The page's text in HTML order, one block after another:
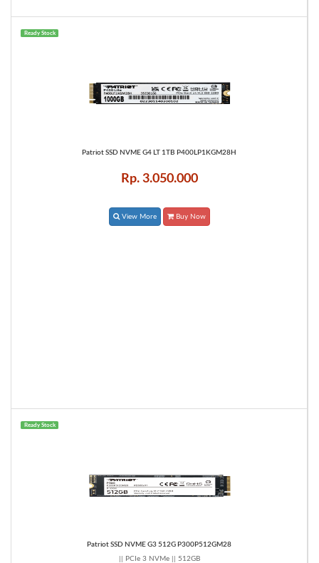
Ready Stock
Patriot SSD NVME G4 LT 1TB P400LP1KGM28H
Rp. 3.050.000
View More Buy Now
Ready Stock
Patriot SSD NVME G3 512G P300P512GM28
|| PCIe 3 NVMe || 512GB